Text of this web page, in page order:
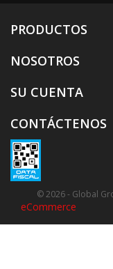
PRODUCTOS
NOSOTROS
SU CUENTA
CONTÁCTENOS
© 2026 - Global
eCommerce